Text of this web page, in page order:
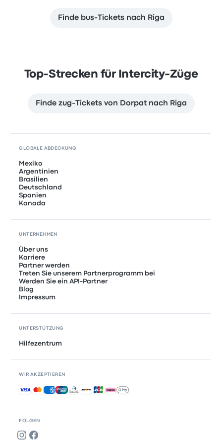
Finde bus-Tickets nach Riga
Top-Strecken für Intercity-Züge
Finde zug-Tickets von Dorpat nach Riga
FOLGEN
GLOBALE ABDECKUNG
Mexiko
Argentinien
Brasilien
Deutschland
Spanien
Kanada
UNTERNEHMEN
Über uns
Karriere
Partner werden
Treten Sie unserem Partnerprogramm bei
Werden Sie ein API-Partner
Blog
Impressum
UNTERSTÜTZUNG
Hilfezentrum
WIR AKZEPTIEREN
Akzeptierte Zahlungsmethoden